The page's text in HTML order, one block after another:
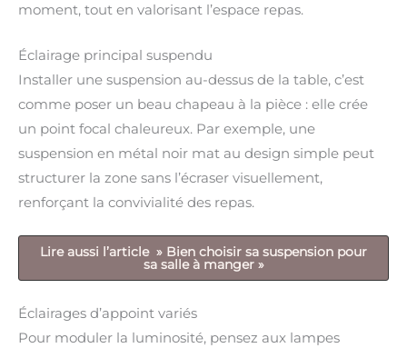
moment, tout en valorisant l’espace repas.
Éclairage principal suspendu
Installer une suspension au-dessus de la table, c’est
comme poser un beau chapeau à la pièce : elle crée
un point focal chaleureux. Par exemple, une
suspension en métal noir mat au design simple peut
structurer la zone sans l’écraser visuellement,
renforçant la convivialité des repas.
Lire aussi l’article » Bien choisir sa suspension pour
sa salle à manger »
Éclairages d’appoint variés
Pour moduler la luminosité, pensez aux lampes